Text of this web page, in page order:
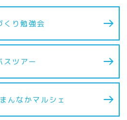
くり勉強会
スツアー
んなかマルシェ